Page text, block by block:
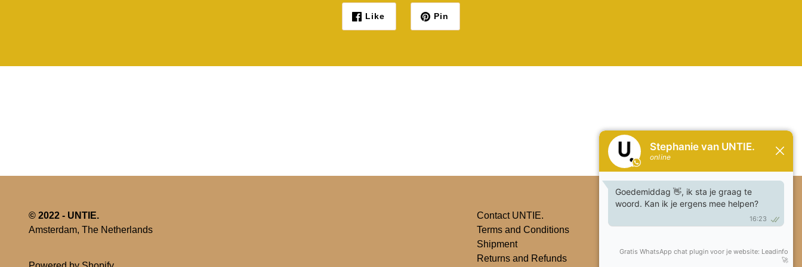
Like Pin
© 2022 - UNTIE.
Amsterdam, The Netherlands
Contact UNTIE.
Terms and Conditions
Shipment
Returns and Refunds
Subscribe